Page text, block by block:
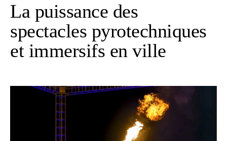
La puissance des
spectacles pyrotechniques
et immersifs en ville